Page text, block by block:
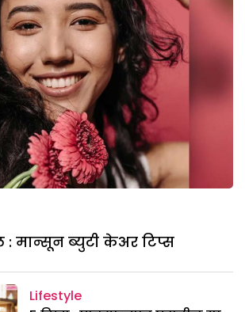
मान्सून ब्युटी केअर टिप्स
Lifestyle